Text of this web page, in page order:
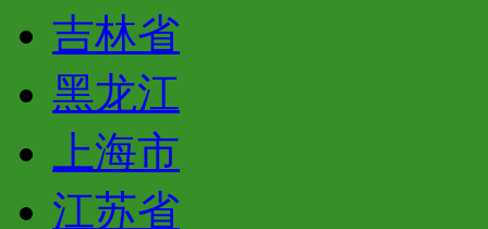
吉林省
黑龙江
上海市
江苏省